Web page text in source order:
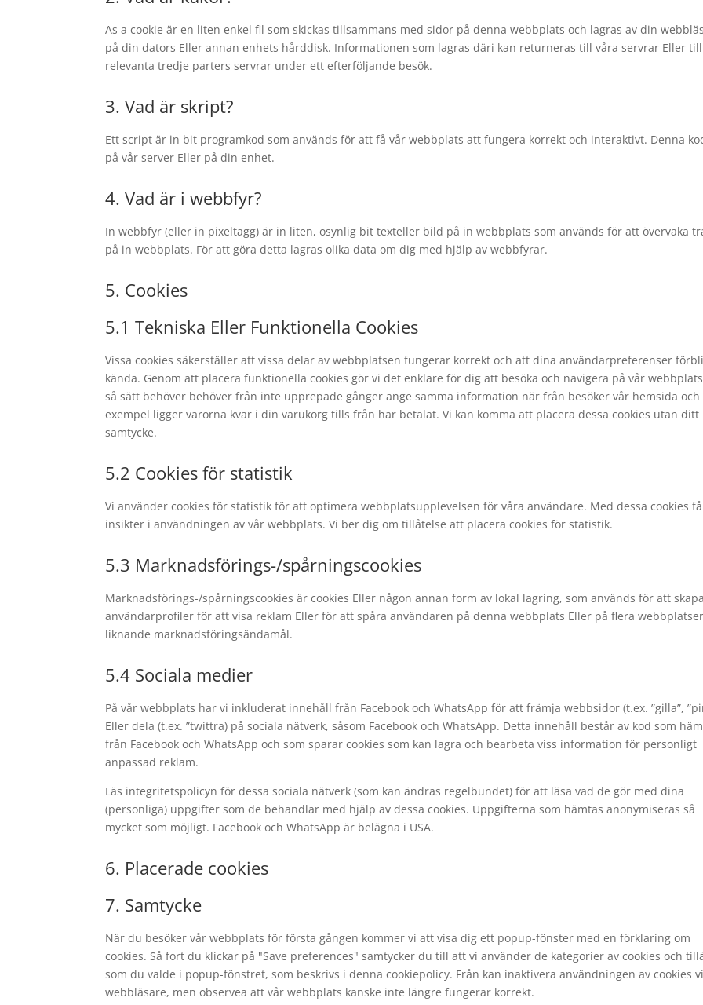
As a cookie är en liten enkel fil som skickas tillsammans med sidor på denna webbplats och lagras av din
på din dators Eller annan enhets hårddisk. Informationen som lagras däri kan returneras till våra servrar Eller till
relevanta tredje parters servrar under ett efterföljande besök.
3. Vad är skript?
Ett script är in bit programkod som används för att få vår webbplats att fungera korrekt och interaktivt. Denna
på vår server Eller på din enhet.
4. Vad är i webbfyr?
In webbfyr (eller in pixeltagg) är in liten, osynlig bit texteller bild på in webbplats som används för att övervaka
på in webbplats. För att göra detta lagras olika data om dig med hjälp av webbfyrar.
5. Cookies
5.1 Tekniska Eller Funktionella Cookies
Vissa cookies säkerställer att vissa delar av webbplatsen fungerar korrekt och att dina användarpreferenser
kända. Genom att placera funktionella cookies gör vi det enklare för dig att besöka och navigera på vår
så sätt behöver behöver från inte upprepade gånger ange samma information när från besöker vår hemsida
exempel ligger varorna kvar i din varukorg tills från har betalat. Vi kan komma att placera dessa cookies utan ditt
samtycke.
5.2 Cookies för statistik
Vi använder cookies för statistik för att optimera webbplatsupplevelsen för våra användare. Med dessa cookies
insikter i användningen av vår webbplats. Vi ber dig om tillåtelse att placera cookies för statistik.
5.3 Marknadsförings-/spårningscookies
Marknadsförings-/spårningscookies är cookies Eller någon annan form av lokal lagring, som används för att skapa
användarprofiler för att visa reklam Eller för att spåra användaren på denna webbplats Eller på flera
liknande marknadsföringsändamål.
5.4 Sociala medier
På vår webbplats har vi inkluderat innehåll från Facebook och WhatsApp för att främja webbsidor (t.ex. ”gilla”,
Eller dela (t.ex. ”twittra) på sociala nätverk, såsom Facebook och WhatsApp. Detta innehåll består av kod som
från Facebook och WhatsApp och som sparar cookies som kan lagra och bearbeta viss information för personligt
anpassad reklam.
Läs integritetspolicyn för dessa sociala nätverk (som kan ändras regelbundet) för att läsa vad de gör med dina
(personliga) uppgifter som de behandlar med hjälp av dessa cookies. Uppgifterna som hämtas anonymiseras så
mycket som möjligt. Facebook och WhatsApp är belägna i USA.
6. Placerade cookies
7. Samtycke
När du besöker vår webbplats för första gången kommer vi att visa dig ett popup-fönster med en förklaring om
cookies. Så fort du klickar på "Save preferences" samtycker du till att vi använder de kategorier av cookies och
som du valde i popup-fönstret, som beskrivs i denna cookiepolicy. Från kan inaktivera användningen av cookies
webbläsare, men observea att vår webbplats kanske inte längre fungerar korrekt.